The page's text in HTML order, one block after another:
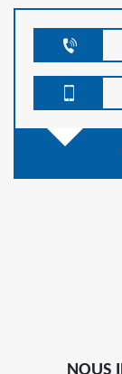
NOUS